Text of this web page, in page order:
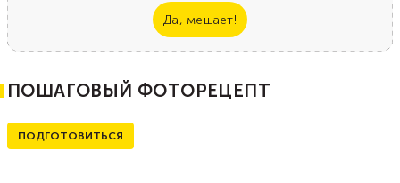
Да, мешает!
ПОШАГОВЫЙ ФОТОРЕЦЕПТ
ПОДГОТОВИТЬСЯ